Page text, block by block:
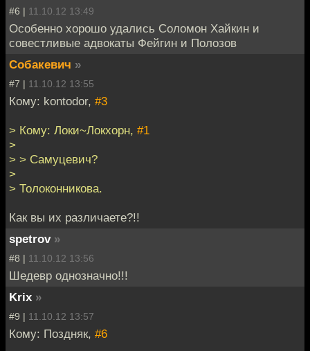
#6 | 11.10.12 13:49
Особенно хорошо удались Соломон Хайкин и
совестливые адвокаты Фейгин и Полозов
Собакевич »
#7 | 11.10.12 13:55
Кому: kontodor, #3
> Кому: Локи~Локхорн, #1
>
> > Самуцевич?
>
> Толоконникова.
Как вы их различаете?!!
spetrov »
#8 | 11.10.12 13:56
Шедевр однозначно!!!
Krix »
#9 | 11.10.12 13:57
Кому: Поздняк, #6